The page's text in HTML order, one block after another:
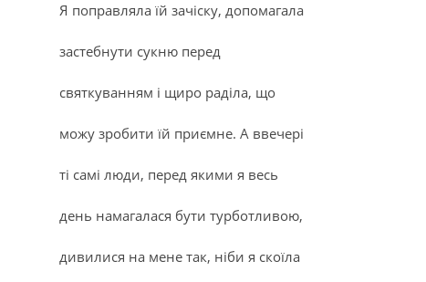
Я поправляла їй зачіску, допомагала
застебнути сукню перед
святкуванням і щиро раділа, що
можу зробити їй приємне. А ввечері
ті самі люди, перед якими я весь
день намагалася бути турботливою,
дивилися на мене так, ніби я скоїла